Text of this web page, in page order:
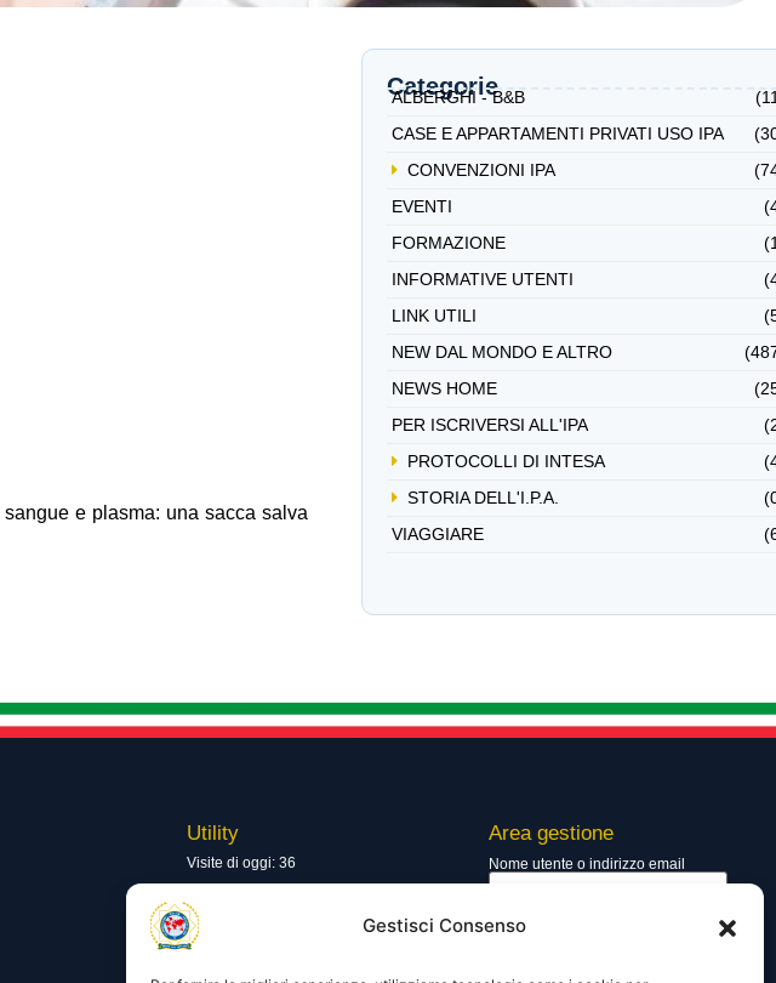
Gestisci Consenso
e plasma: una sacca salva
Categorie
ALBERGHI - B&B
CASE E APPARTAMENTI PRIVATI USO IPA
CONVENZIONI IPA
EVENTI
FORMAZIONE
INFORMATIVE UTENTI
LINK UTILI
NEW DAL MONDO E ALTRO
NEWS HOME
PER ISCRIVERSI ALL'IPA
PROTOCOLLI DI INTESA
STORIA DELL'I.P.A.
VIAGGIARE
Utility
Visite di oggi: 36
Visite totali: 13629
Area gestione
Nome utente o indirizzo email